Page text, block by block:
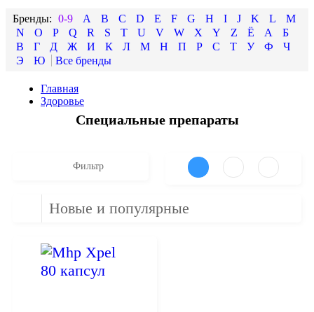
0-9 A B C D E F G H I J K L
M
N
O P Q R S T U V W X Y Z Ё А
Б
В
Г Д Ж И К Л М Н П Р С Т У Ф
Ч
Э
Ю
Главная
Здоровье
Специальные препараты
Фильтр
Новые и популярные